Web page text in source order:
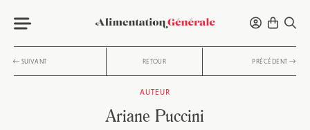
SUIVANT RETOUR PRÉCÉDENT
AUTEUR
Ariane Puccini